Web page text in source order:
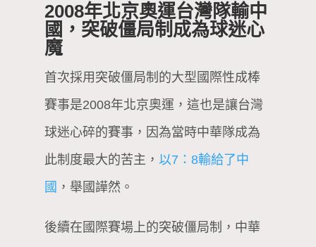
2008年北京奧運台灣隊輸中
國，突破僵局制成為球迷心
魔
首次採用突破僵局制的大型國際性成棒
賽事是2008年北京奧運，這也是讓台灣
球迷心碎的賽事，因為當時中華隊成為
此制度最大的苦主， 以7：8輸給了中
國 ，舉國譁然。
後續在國際賽場上的突破僵局制，中華